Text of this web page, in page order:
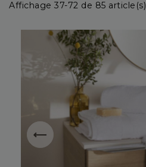
Affichage 37-72 de 85 article(s)